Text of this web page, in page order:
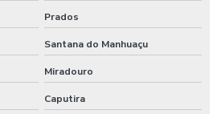
Prados
Santana do Manhuaçu
Miradouro
Caputira